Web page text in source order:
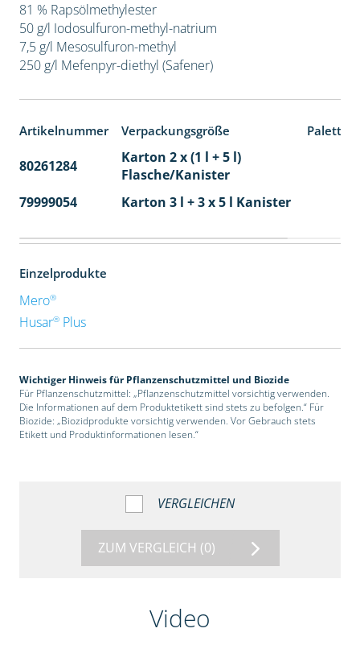
81 % Rapsölmethylester
50 g/l Iodosulfuron-methyl-natrium
7,5 g/l Mesosulfuron-methyl
250 g/l Mefenpyr-diethyl (Safener)
Artikelnummer Verpackungsgröße
80261284
Karton 2 x (1 l + 5 l)
Flasche/Kanister
79999054 Karton 3 l + 3 x 5 l Kanister
Einzelprodukte
Mero®
Husar®Plus
Wichtiger Hinweis für Pflanzenschutzmittel und Biozide
Für Pflanzenschutzmittel: „Pflanzenschutzmittel vorsichtig verwenden.
Die Informationen auf dem Produktetikett sind stets zu befolgen.“ Für
Biozide: „Biozidprodukte vorsichtig verwenden. Vor Gebrauch stets
Etikett und Produktinformationen lesen.“
VERGLEICHEN
ZUM VERGLEICH (0)
Video